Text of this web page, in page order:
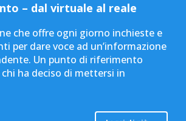
– dal virtuale al reale
che offre ogni giorno inchieste e
per dare voce ad un’informazione
Un punto di riferimento
ha deciso di mettersi in